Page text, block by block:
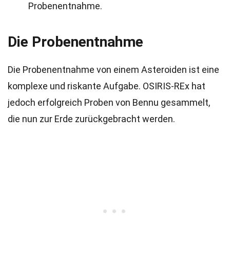
Probenentnahme.
Die Probenentnahme
Die Probenentnahme von einem Asteroiden ist eine
komplexe und riskante Aufgabe. OSIRIS-REx hat
jedoch erfolgreich Proben von Bennu gesammelt,
die nun zur Erde zurückgebracht werden.